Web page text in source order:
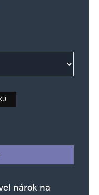
nárok na